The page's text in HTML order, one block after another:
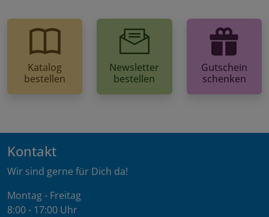
Katalog
bestellen
Newsletter
bestellen
Gutschein
schenken
Kontakt
Wir sind gerne für Dich da!
Montag - Freitag
8:00 - 17:00 Uhr